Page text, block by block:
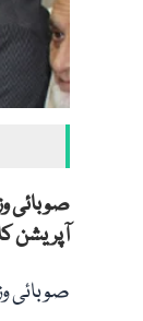
صوبائی
آپریشن
صوبائی